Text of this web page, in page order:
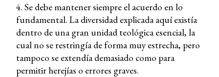
4. Se debe mantener siempre el acuerdo en lo
fundamental. La diversidad explicada aquí existía
dentro de una gran unidad teológica esencial, la
cual no se restringía de forma muy estrecha, pero
tampoco se extendía demasiado como para
permitir herejías o errores graves.